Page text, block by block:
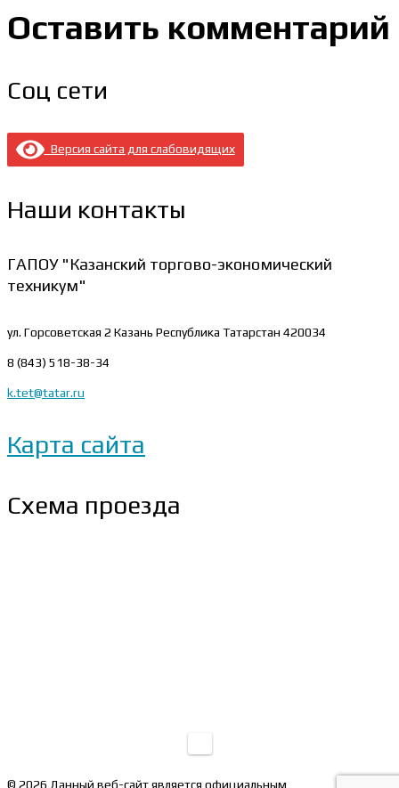
Оставить комментарий
Соц сети
Версия сайта для слабовидящих
Наши контакты
ГАПОУ "Казанский торгово-экономический
техникум"
ул. Горсоветская 2 Казань Республика Татарстан 420034
8 (843) 518-38-34
k.tet@tatar.ru
Карта сайта
Схема проезда
© 2026 Данный веб-сайт является официальным